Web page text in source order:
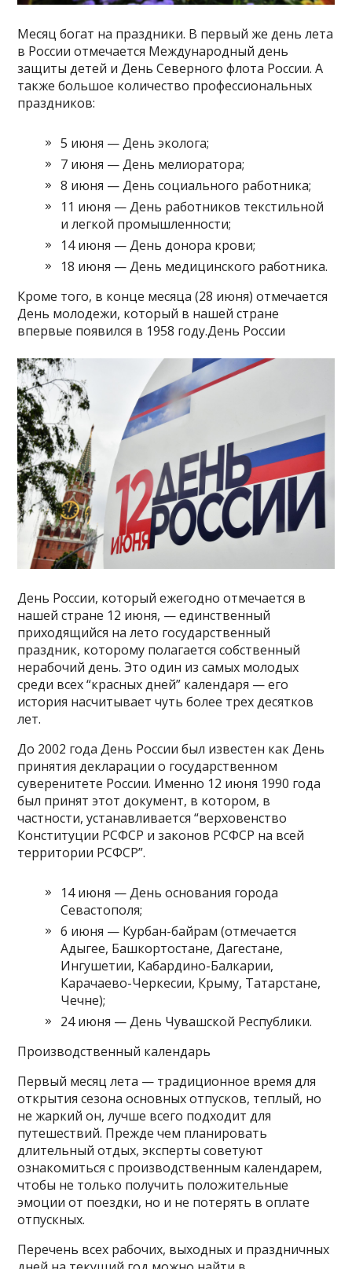
Месяц богат на праздники. В первый же день лета
в России отмечается Международный день
защиты детей и День Северного флота России. А
также большое количество профессиональных
праздников:
5 июня — День эколога;
7 июня — День мелиоратора;
8 июня — День социального работника;
11 июня — День работников текстильной
и легкой промышленности;
14 июня — День донора крови;
18 июня — День медицинского работника.
Кроме того, в конце месяца (28 июня) отмечается
День молодежи, который в нашей стране
впервые появился в 1958 году.День России
День России, который ежегодно отмечается в
нашей стране 12 июня, — единственный
приходящийся на лето государственный
праздник, которому полагается собственный
нерабочий день. Это один из самых молодых
среди всех “красных дней” календаря — его
история насчитывает чуть более трех десятков
лет.
До 2002 года День России был известен как День
принятия декларации о государственном
суверенитете России. Именно 12 июня 1990 года
был принят этот документ, в котором, в
частности, устанавливается “верховенство
Конституции РСФСР и законов РСФСР на всей
территории РСФСР”.
14 июня — День основания города
Севастополя;
6 июня — Курбан-байрам (отмечается
Адыгее, Башкортостане, Дагестане,
Ингушетии, Кабардино-Балкарии,
Карачаево-Черкесии, Крыму, Татарстане,
Чечне);
24 июня — День Чувашской Республики.
Производственный календарь
Первый месяц лета — традиционное время для
открытия сезона основных отпусков, теплый, но
не жаркий он, лучше всего подходит для
путешествий. Прежде чем планировать
длительный отдых, эксперты советуют
ознакомиться с производственным календарем,
чтобы не только получить положительные
эмоции от поездки, но и не потерять в оплате
отпускных.
Перечень всех рабочих, выходных и праздничных